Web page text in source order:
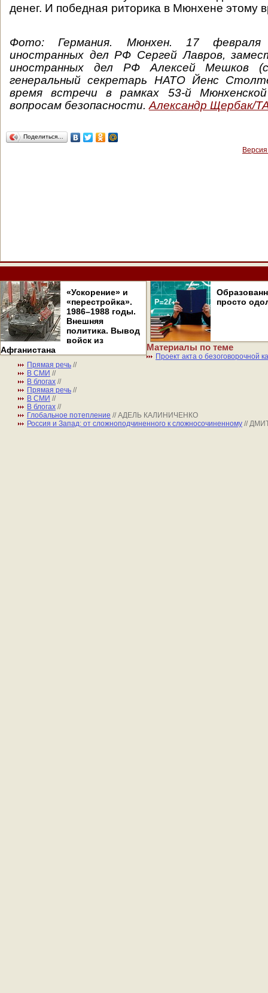
денег. И победная риторика в Мюнхене
Фото:
Германия. Мюнхен. 17
иностранных дел РФ Сергей Лавров,
иностранных дел РФ Алексей Мешков
генеральный секретарь НАТО Йенс
время встречи в рамках 53-й
вопросам безопасности. Александр Щербак/
Поделиться…
«Ускорение» и
«перестройка».
1986–1988 годы.
Внешняя
политика. Вывод
войск из
Афганистана
просто
Материалы по теме
Проект акта о безоговорочной
Прямая речь //
В СМИ //
В блогах //
Прямая речь //
В СМИ //
В блогах //
Глобальное потепление // АДЕЛЬ КАЛИНИЧЕНКО
Россия и Запад: от сложноподчиненного к сложносочиненному //